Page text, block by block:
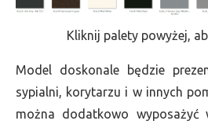
Kliknij palety powyżej,
Model doskonale będzie
sypialni, korytarzu i w innych
można dodatkowo